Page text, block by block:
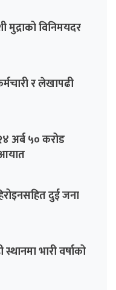
विनिमयदर
र लेखापढी
अर्ब ५० करोड
आयात
दुई जना
भारी वर्षाको